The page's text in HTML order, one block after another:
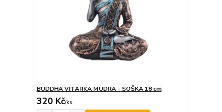
BUDDHA VITARKA MUDRA - SOŠKA 18 cm
320 Kč/ks